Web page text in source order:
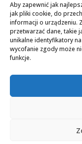
Aby zapewnić jak
jak pliki cookie, do
informacji o urządzeniu.
przetwarzać dane, takie
unikalne identyfikatory
wycofanie zgody może
funkcje.

